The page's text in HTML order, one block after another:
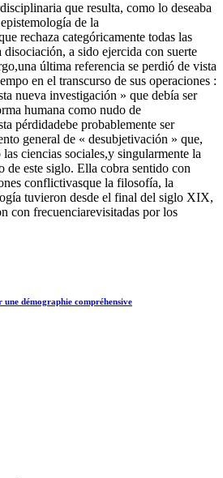
que resulta, como lo deseaba
de la
rechaza categóricamente todas las
disociación, a sido ejercida con suerte
última referencia se perdió de vista
en el transcurso de sus operaciones :
nueva investigación » que debía ser
humana como nudo de
pérdidadebe probablemente ser
general de « desubjetivación » que,
ciencias sociales,y singularmente la
de este siglo. Ella cobra sentido con
conflictivasque la filosofía, la
tuvieron desde el final del siglo XIX,
con frecuenciarevisitadas por los
démographie compréhensive